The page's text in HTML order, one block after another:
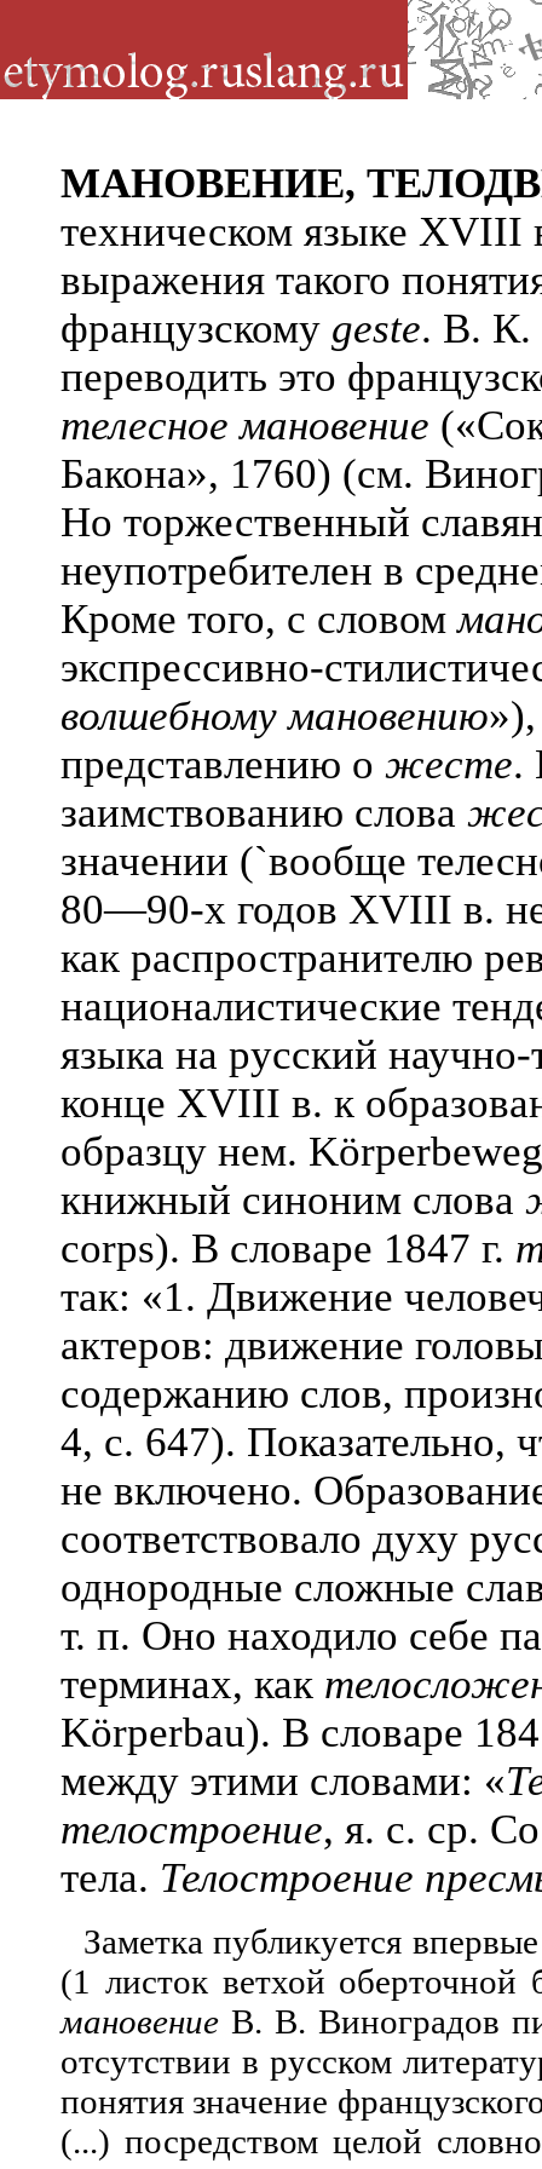
МАНОВЕНИЕ,
техническом языке XVIII
выражения такого
французскому geste. В. К.
переводить это
телесное мановение
Бакона», 1760) (см.
Но торжественный
неупотребителен в
Кроме того, с словом
экспрессивно-
волшебному мановению
представлению о жесте.
заимствованию слова
значении (`вообще
80—90-х годов XVIII в.
как распространителю
националистические
языка на русский
конце XVIII в. к
образцу нем.
книжный синоним слова
corps). В словаре 1847 г.
так: «1. Движение
актеров: движение
содержанию слов,
4, с. 647). Показательно,
не включено.
соответствовало духу
однородные сложные
т. п. Оно находило себе
терминах, как
Körperbau). В словаре
между этими словами: «
телостроение, я. с. ср.
тела. Телостроение
Заметка публикуется
(1 листок ветхой
мановение В. В. Виноградов
отсутствии в русском
понятия значение
(...) посредством целой